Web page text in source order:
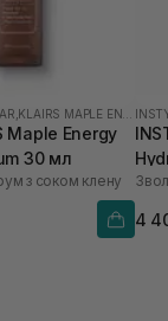
Maple Energy
30 мл
з соком клену
4